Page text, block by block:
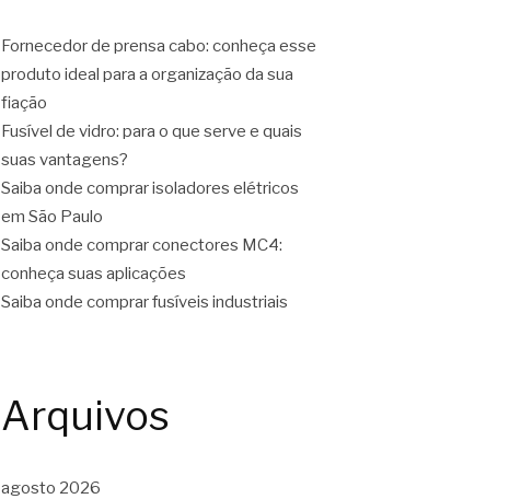
Fornecedor de prensa cabo: conheça esse
produto ideal para a organização da sua
fiação
Fusível de vidro: para o que serve e quais
suas vantagens?
Saiba onde comprar isoladores elétricos
em São Paulo
Saiba onde comprar conectores MC4:
conheça suas aplicações
Saiba onde comprar fusíveis industriais
Arquivos
agosto 2026